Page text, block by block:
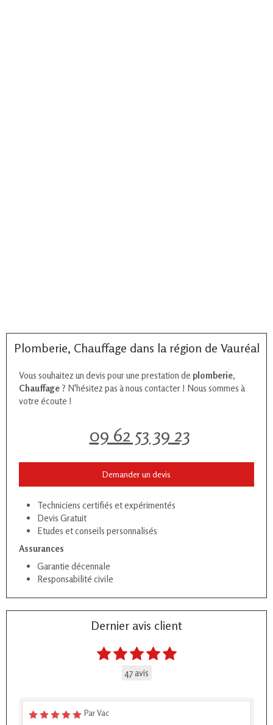
Plomberie, Chauffage dans la région de Vauréal
Vous souhaitez un devis pour une prestation de plomberie,
Chauffage ? N'hésitez pas à nous contacter ! Nous sommes à
votre écoute !
09 62 53 39 23
Demander un devis
Techniciens certifiés et expérimentés
Devis Gratuit
Etudes et conseils personnalisés
Assurances
Garantie décennale
Responsabilité civile
Dernier avis client
47 avis
Par Vac